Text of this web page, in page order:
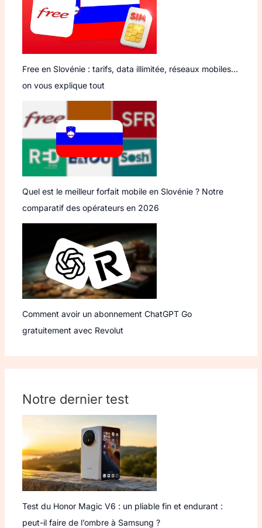
Free en Slovénie : tarifs, data illimitée, réseaux mobiles…
on vous explique tout
Quel est le meilleur forfait mobile en Slovénie ? Notre
comparatif des opérateurs en 2026
Comment avoir un abonnement ChatGPT Go
gratuitement avec Revolut
Notre dernier test
Test du Honor Magic V6 : un pliable fin et endurant :
peut-il faire de l’ombre à Samsung ?